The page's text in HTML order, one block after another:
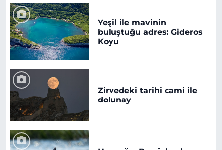
Yeşil ile mavinin
buluştuğu adres: Gideros
Koyu
Zirvedeki tarihi cami ile
dolunay